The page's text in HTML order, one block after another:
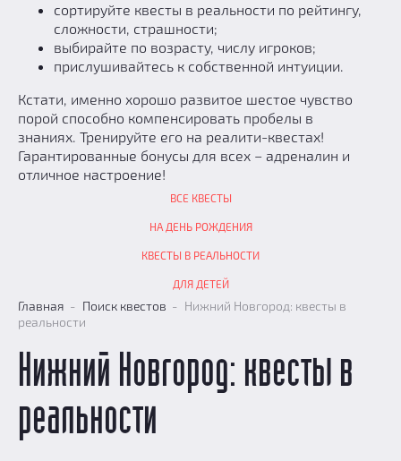
сортируйте квесты в реальности по рейтингу,
сложности, страшности;
выбирайте по возрасту, числу игроков;
прислушивайтесь к собственной интуиции.
Кстати, именно хорошо развитое шестое чувство
порой способно компенсировать пробелы в
знаниях. Тренируйте его на реалити-квестах!
Гарантированные бонусы для всех − адреналин и
отличное настроение!
ВСЕ КВЕСТЫ
НА ДЕНЬ РОЖДЕНИЯ
КВЕСТЫ В РЕАЛЬНОСТИ
ДЛЯ ДЕТЕЙ
Главная Поиск квестов
Нижний Новгород: квесты в
реальности
Нижний Новгород: квесты в
реальности